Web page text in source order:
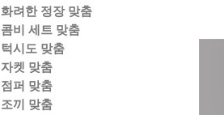
화려한 정장 맞춤
콤비 세트 맞춤
턱시도 맞춤
자켓 맞춤
점퍼 맞춤
조끼 맞춤